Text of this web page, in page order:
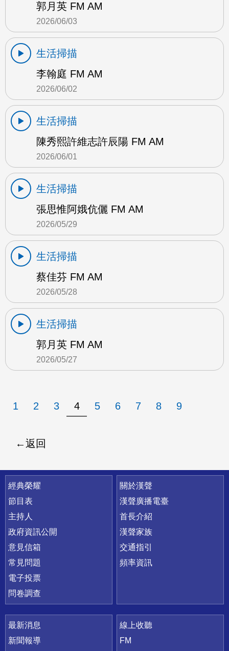
郭月英 FM AM
2026/06/03
生活掃描
李翰庭 FM AM
2026/06/02
生活掃描
陳秀熙許維志許辰陽 FM AM
2026/06/01
生活掃描
張思惟阿娥伉儷 FM AM
2026/05/29
生活掃描
蔡佳芬 FM AM
2026/05/28
生活掃描
郭月英 FM AM
2026/05/27
1 2 3 4 5 6 7 8 9
返回
快速連結
經典榮耀
節目表
主持人
政府資訊公開
意見信箱
常見問題
電子投票
問卷調查
關於漢聲
漢聲廣播電臺
首長介紹
漢聲家族
交通指引
頻率資訊
最新消息
新聞報導
線上收聽
FM